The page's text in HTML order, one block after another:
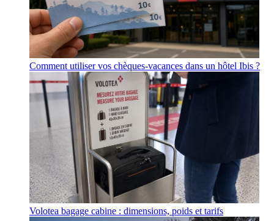
Comment utiliser vos chèques-vacances dans un hôtel Ibis ?
Volotea bagage cabine : dimensions, poids et tarifs